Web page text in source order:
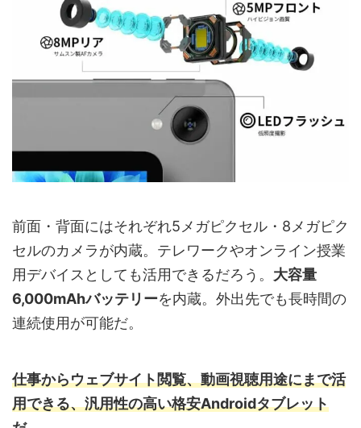
前面・背面にはそれぞれ5メガピクセル・8メガピク
セルのカメラが内蔵。テレワークやオンライン授業
用デバイスとしても活用できるだろう。 大容量
6,000mAhバッテリーを内蔵。外出先でも長時間の
連続使用が可能だ。
仕事からウェブサイト閲覧、動画視聴用途にまで活
用できる、汎用性の高い格安Androidタブレット